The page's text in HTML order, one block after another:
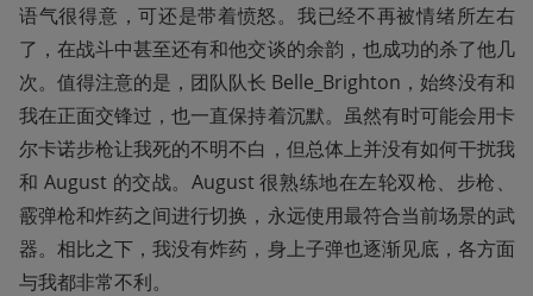
语气很得意，可还是带着愤怒。我已经不再被情绪所左右
了，在战斗中甚至还有和他交谈的余韵，也成功的杀了他几
次。值得注意的是，团队队长 Belle_Brighton，始终没有和
我在正面交锋过，也一直保持着沉默。虽然有时可能会用卡
尔卡诺步枪让我死的不明不白，但总体上并没有如何干扰我
和 August 的交战。August 很熟练地在左轮双枪、步枪、
霰弹枪和炸药之间进行切换，永远使用最符合当前场景的武
器。相比之下，我没有炸药，身上子弹也逐渐见底，各方面
与我都非常不利。